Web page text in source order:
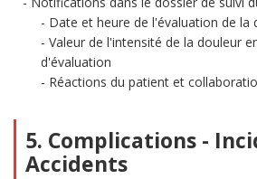
Date et heure de l'évaluation de la
Valeur de l'intensité de la douleur
d'évaluation
Réactions du patient et
5. Complications -
Accidents